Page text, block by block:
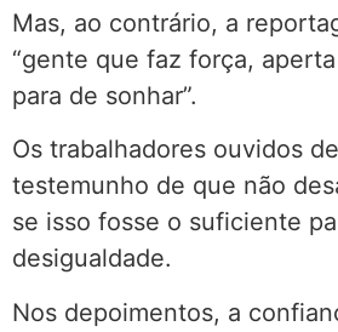
Mas, ao contrário, a
“gente que faz força,
para de sonhar”.
Os trabalhadores ouvidos
testemunho de que não
se isso fosse o suficiente
desigualdade.
Nos depoimentos, a